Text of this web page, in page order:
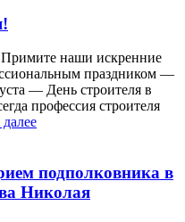
наши искренние
праздником —
— День строителя в
профессия строителя
подполковника в
Николая